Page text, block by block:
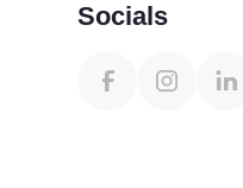
Socials